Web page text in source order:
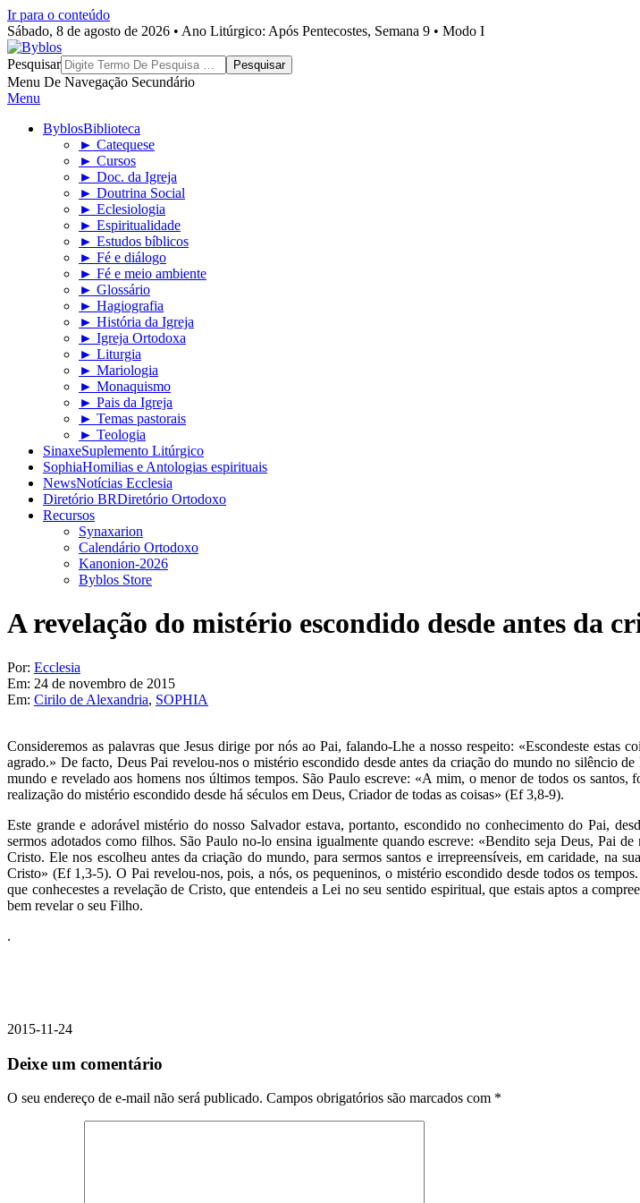
Ir para o conteúdo
Sábado, 8 de agosto de 2026 • Ano Litúrgico: Após Pentecostes, Semana 9 • Modo I
Byblos
Pesquisar
Menu De Navegação Secundário
Menu
ByblosBiblioteca
► Catequese
► Cursos
► Doc. da Igreja
► Doutrina Social
► Eclesiologia
► Espiritualidade
► Estudos bíblicos
► Fé e diálogo
► Fé e meio ambiente
► Glossário
► Hagiografia
► História da Igreja
► Igreja Ortodoxa
► Liturgia
► Mariologia
► Monaquismo
► Pais da Igreja
► Temas pastorais
► Teologia
SinaxeSuplemento Litúrgico
SophiaHomilias e Antologias espirituais
NewsNotícias Ecclesia
Diretório BRDiretório Ortodoxo
Recursos
Synaxarion
Calendário Ortodoxo
Kanonion-2026
Byblos Store
A revelação do mistério escondido desde antes da
Por: Ecclesia
Em: 24 de novembro de 2015
Em: Cirilo de Alexandria, SOPHIA
Consideremos as palavras que Jesus dirige por nós ao Pai, falando-Lhe a nosso respeito: «Escondeste estas
agrado.» De facto, Deus Pai revelou-nos o mistério escondido desde antes da criação do mundo no silêncio
mundo e revelado aos homens nos últimos tempos. São Paulo escreve: «A mim, o menor de todos os
realização do mistério escondido desde há séculos em Deus, Criador de todas as coisas» (Ef 3,8-9).
Este grande e adorável mistério do nosso Salvador estava, portanto, escondido no conhecimento do Pai,
sermos adotados como filhos. São Paulo no-lo ensina igualmente quando escreve: «Bendito seja Deus, Pai
Cristo. Ele nos escolheu antes da criação do mundo, para sermos santos e irrepreensíveis, em caridade, na
Cristo» (Ef 1,3-5). O Pai revelou-nos, pois, a nós, os pequeninos, o mistério escondido desde todos os
que conhecestes a revelação de Cristo, que entendeis a Lei no seu sentido espiritual, que estais aptos a
bem revelar o seu Filho.
.
2015-11-24
Deixe um comentário
O seu endereço de e-mail não será publicado. Campos obrigatórios são marcados com *